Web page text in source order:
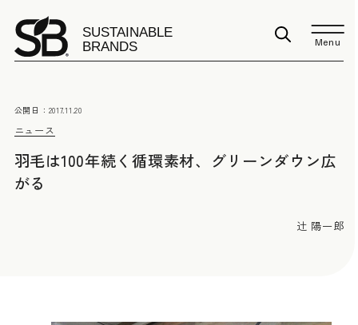
Menu
ニュース
公開日： 2017.11.20
羽毛は100年続く循環素材、グリーンダウン広
がる
辻 陽一郎